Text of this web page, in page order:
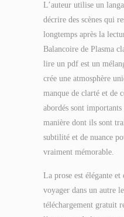
L’auteur utilise un
décrire des scènes qui
longtemps après la
Balancoire de Plasma
lire un pdf est un
crée une atmosphère
manque de clarté et de
abordés sont
manière dont ils sont
subtilité et de nuance
vraiment mémorable.
La prose est élégante
voyager dans un autre
téléchargement gratuit